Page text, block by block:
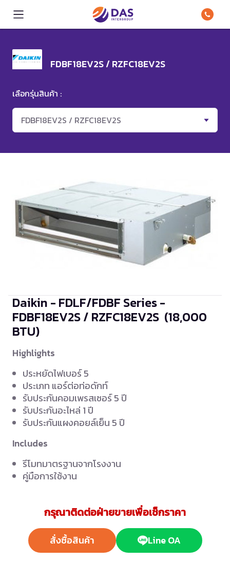
FDBF18EV2S / RZFC18EV2S
เลือกรุ่นสินค้า :
FDBF18EV2S / RZFC18EV2S
Daikin - FDLF/FDBF Series -
FDBF18EV2S / RZFC18EV2S (18,000
BTU)
Highlights
ประหยัดไฟเบอร์ 5
ประเภท แอร์ต่อท่อดักท์
รับประกันคอมเพรสเซอร์ 5 ปี
รับประกันอะไหล่ 1 ปี
รับประกันแผงคอยล์เย็น 5 ปี
Includes
รีโมทมาตรฐานจากโรงงาน
คู่มือการใช้งาน
กรุณาติดต่อฝ่ายขายเพื่อเช็กราคา
สั่งซื้อสินค้า Line OA